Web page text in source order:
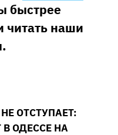
быстрее
читать наши
ОТСТУПАЕТ:
ОДЕССЕ НА